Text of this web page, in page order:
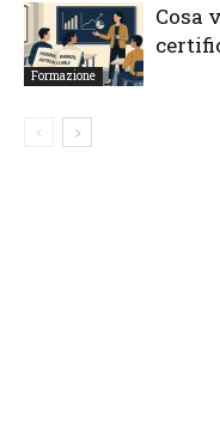
Formazione
Cosa